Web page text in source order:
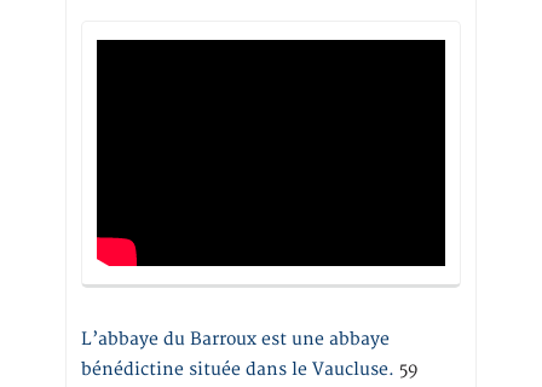
L’abbaye du Barroux est une abbaye
bénédictine située dans le Vaucluse. 59